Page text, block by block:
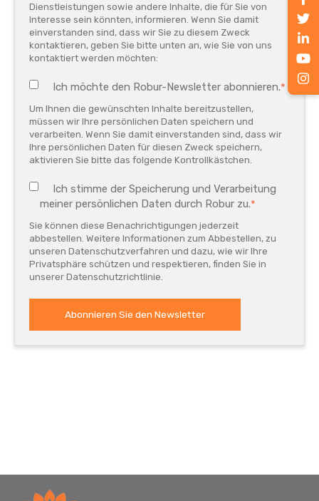
Dienstleistungen sowie andere Inhalte, die für Sie von
Interesse sein könnten, informieren. Wenn Sie damit
einverstanden sind, dass wir Sie zu diesem Zweck
kontaktieren, geben Sie bitte unten an, wie Sie von uns
kontaktiert werden möchten:
Ich möchte den Robur-Newsletter abonnieren.*
Um Ihnen die gewünschten Inhalte bereitzustellen,
müssen wir Ihre persönlichen Daten speichern und
verarbeiten. Wenn Sie damit einverstanden sind, dass wir
Ihre persönlichen Daten für diesen Zweck speichern,
aktivieren Sie bitte das folgende Kontrollkästchen.
Ich stimme der Speicherung und Verarbeitung
meiner persönlichen Daten durch Robur zu.*
Sie können diese Benachrichtigungen jederzeit
abbestellen. Weitere Informationen zum Abbestellen, zu
unseren Datenschutzverfahren und dazu, wie wir Ihre
Privatsphäre schützen und respektieren, finden Sie in
unserer Datenschutzrichtlinie.